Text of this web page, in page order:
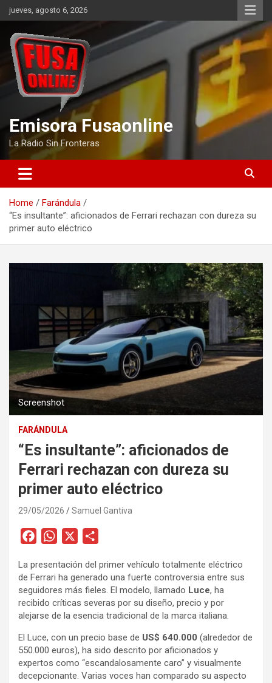
Skip
to
content
jueves, agosto 6, 2026
Emisora Fusaonline
La Radio Sin Fronteras
Home
Farándula
“Es insultante”: aficionados de Ferrari rechazan con dureza su
primer auto eléctrico
Screenshot
FARÁNDULA
“Es insultante”: aficionados de
Ferrari rechazan con dureza su
primer auto eléctrico
29/05/2026 Samuel Gantiva
c
e
b
o
k
W
a
t
s
A
p
m
p
a
r
i
r
La presentación del primer vehículo totalmente eléctrico
de Ferrari ha generado una fuerte controversia entre sus
seguidores más fieles. El modelo, llamado Luce, ha
recibido críticas severas por su diseño, precio y por
alejarse de la esencia tradicional de la marca italiana.
El Luce, con un precio base de US$ 640.000 (alrededor de
550.000 euros), ha sido descrito por aficionados y
expertos como “escandalosamente caro” y visualmente
decepcionante. Varias voces han comparado su aspecto